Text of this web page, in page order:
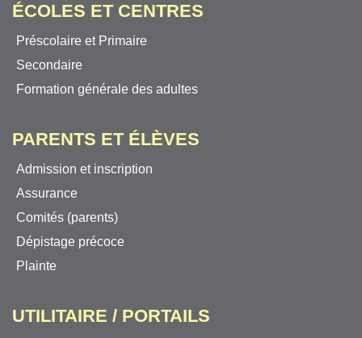
ÉCOLES ET CENTRES
Préscolaire et Primaire
Secondaire
Formation générale des adultes
PARENTS ET ÉLÈVES
Admission et inscription
Assurance
Comités (parents)
Dépistage précoce
Plainte
UTILITAIRE / PORTAILS